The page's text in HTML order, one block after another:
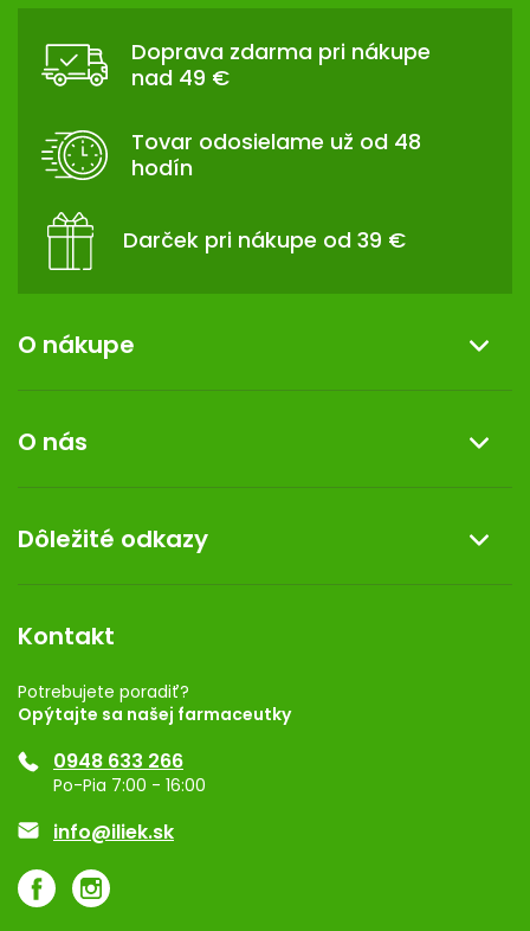
Doprava zdarma pri nákupe
nad 49 €
Tovar odosielame už od 48
hodín
Darček pri nákupe od 39 €
O nákupe
Reklamácia a vrátenie tovaru
Doprava a platba
Darček k nákupu
O nás
Kontakt
Dermocentrum
Dôležité odkazy
Rozhodnutie na prevádzku
Registrácia
Ponuka pre firmy
Značky
Kontakt
Potrebujete poradiť?
Opýtajte sa našej farmaceutky
0948 633 266
Po-Pia 7:00 - 16:00
info@iliek.sk